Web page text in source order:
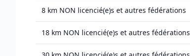
8 km NON licencié(e)s et autres fédérations
18 km NON licencié(e)s et autres fédérations